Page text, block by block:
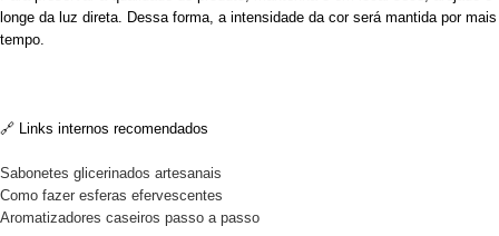
longe da luz direta. Dessa forma, a intensidade da cor será mantida por mais
tempo.
🔗 Links internos recomendados
Sabonetes glicerinados artesanais
Como fazer esferas efervescentes
Aromatizadores caseiros passo a passo